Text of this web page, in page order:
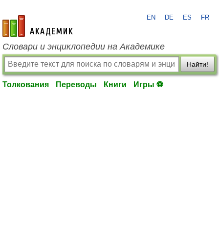
academic.ru
EN DE ES FR
Словари и энциклопедии на Академике
Найти!
Толкования Переводы Книги Игры ⚽